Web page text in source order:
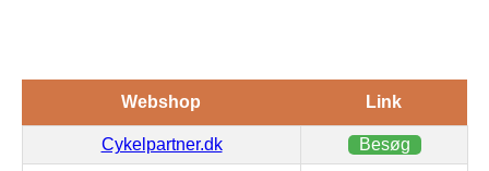
Webshop Link
Cykelpartner.dk Besøg